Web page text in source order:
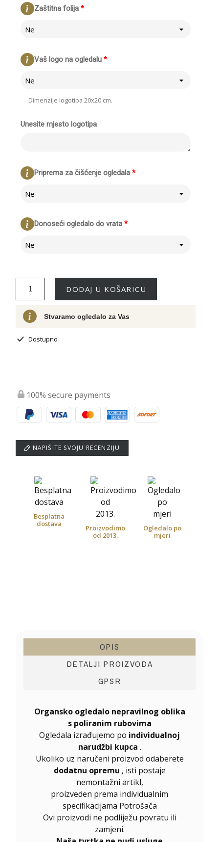
*
Zaštitna folija
Ne
*
Vaš logo na ogledalu
Ne
Dimenzije logotipa 20x20 cm.
Unesite mjesto logotipa
*
Priprema za čišćenje ogledala
Ne
*
Donoseći ogledalo do vrata
Ne
DODAJ U KOŠARICU
Stvaramo ogledalo za Vas
Dostupno
100% secure payments
NAPIŠITE SVOJU RECENZIJU
Besplatna
dostava
Proizvodimo
od 2013.
Ogledalo po
mjeri
OPIS
DETALJI PROIZVODA
GPSR
Organsko ogledalo nepravilnog oblika
s poliranim rubovima
Ogledala izrađujemo po individualnoj
narudžbi kupca .
Ukoliko uz naručeni proizvod odaberete
dodatnu opremu , isti postaje
nemontažni artikl,
proizveden prema individualnim
specifikacijama Potrošača
Ovi proizvodi ne podliježu povratu ili
zamjeni.